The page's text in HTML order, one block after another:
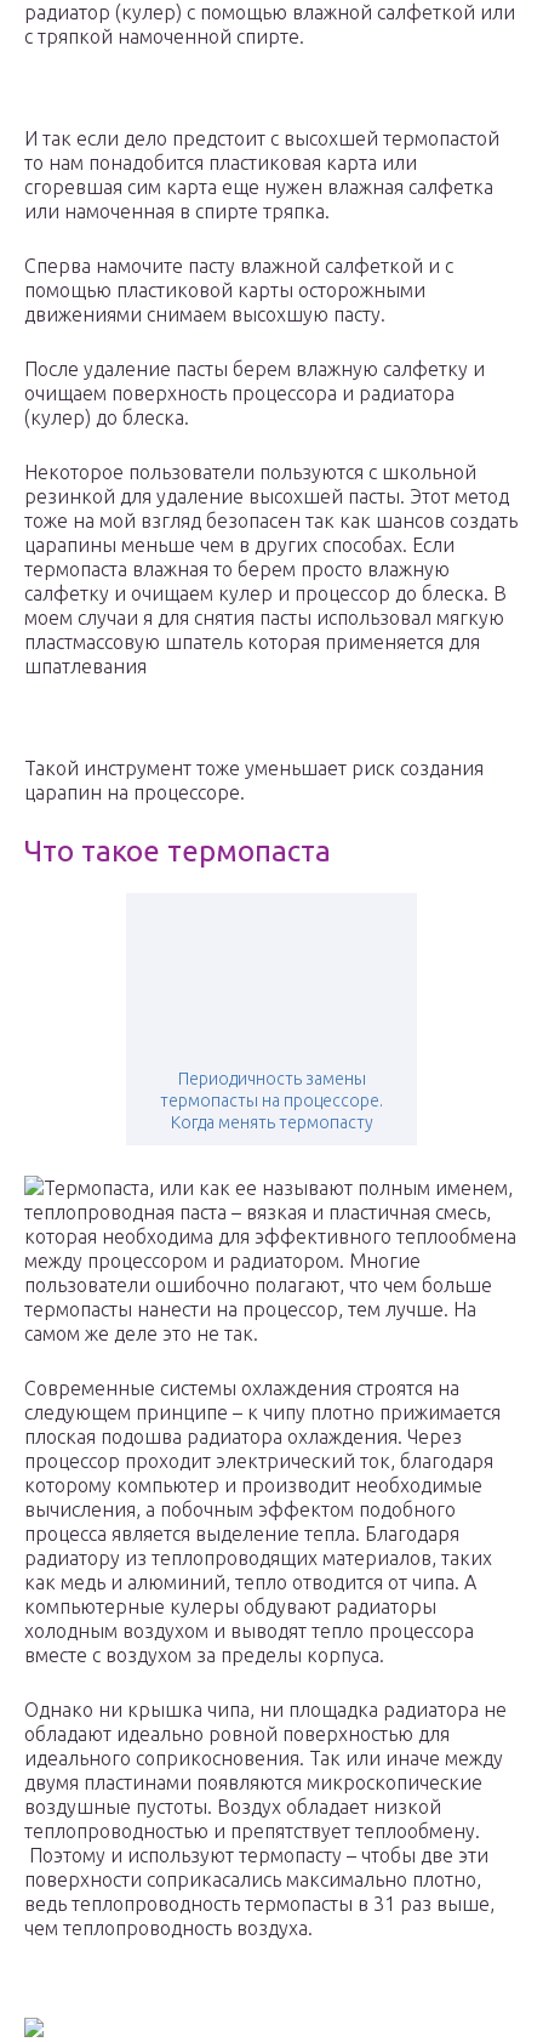
радиатор (кулер) с помощью влажной салфеткой или
с тряпкой намоченной спирте.
И так если дело предстоит с высохшей термопастой
то нам понадобится пластиковая карта или
сгоревшая сим карта еще нужен влажная салфетка
или намоченная в спирте тряпка.
Сперва намочите пасту влажной салфеткой и с
помощью пластиковой карты осторожными
движениями снимаем высохшую пасту.
После удаление пасты берем влажную салфетку и
очищаем поверхность процессора и радиатора
(кулер) до блеска.
Некоторое пользователи пользуются с школьной
резинкой для удаление высохшей пасты. Этот метод
тоже на мой взгляд безопасен так как шансов создать
царапины меньше чем в других способах. Если
термопаста влажная то берем просто влажную
салфетку и очищаем кулер и процессор до блеска. В
моем случаи я для снятия пасты использовал мягкую
пластмассовую шпатель которая применяется для
шпатлевания
Такой инструмент тоже уменьшает риск создания
царапин на процессоре.
Что такое термопаста
Периодичность замены
термопасты на процессоре.
Когда менять термопасту
Термопаста, или как ее называют полным именем,
теплопроводная паста – вязкая и пластичная смесь,
которая необходима для эффективного теплообмена
между процессором и радиатором. Многие
пользователи ошибочно полагают, что чем больше
термопасты нанести на процессор, тем лучше. На
самом же деле это не так.
Современные системы охлаждения строятся на
следующем принципе – к чипу плотно прижимается
плоская подошва радиатора охлаждения. Через
процессор проходит электрический ток, благодаря
которому компьютер и производит необходимые
вычисления, а побочным эффектом подобного
процесса является выделение тепла. Благодаря
радиатору из теплопроводящих материалов, таких
как медь и алюминий, тепло отводится от чипа. А
компьютерные кулеры обдувают радиаторы
холодным воздухом и выводят тепло процессора
вместе с воздухом за пределы корпуса.
Однако ни крышка чипа, ни площадка радиатора не
обладают идеально ровной поверхностью для
идеального соприкосновения. Так или иначе между
двумя пластинами появляются микроскопические
воздушные пустоты. Воздух обладает низкой
теплопроводностью и препятствует теплообмену.
Поэтому и используют термопасту – чтобы две эти
поверхности соприкасались максимально плотно,
ведь теплопроводность термопасты в 31 раз выше,
чем теплопроводность воздуха.